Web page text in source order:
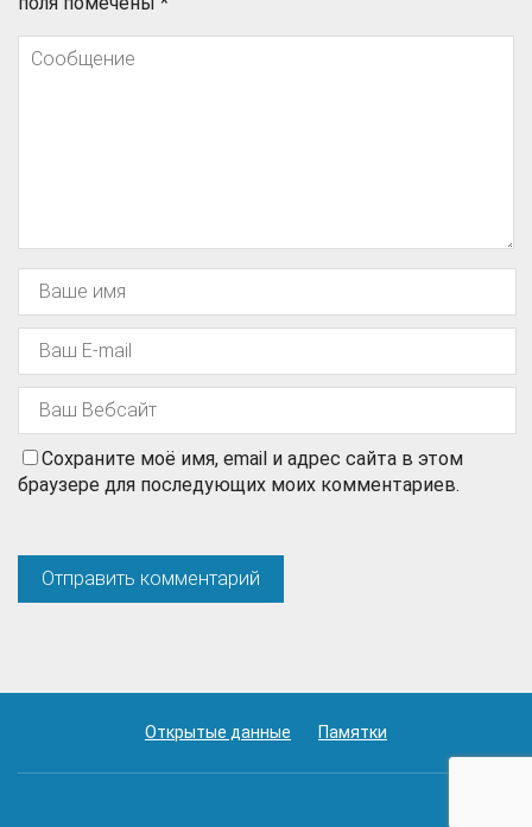
Сохраните моё имя, email и адрес сайта в этом
браузере для последующих моих комментариев.
Открытые данные Памятки